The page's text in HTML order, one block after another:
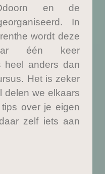
Odoorn en de
In
wordt deze
één keer
heel anders dan
Het is zeker
delen we elkaars
over je eigen
zelf iets aan